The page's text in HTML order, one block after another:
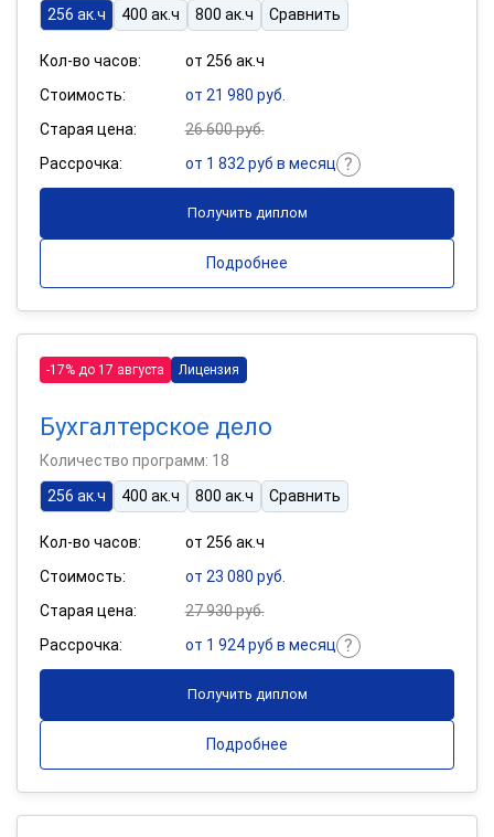
256 ак.ч
400 ак.ч 800 ак.ч Сравнить
Кол-во часов:
от 256 ак.ч
Стоимость:
от 21 980 руб.
Старая цена:
26 600 руб.
Рассрочка:
от 1 832 руб в месяц
Получить диплом
Подробнее
-17% до 17 августа Лицензия
Бухгалтерское дело
Количество программ: 18
256 ак.ч
400 ак.ч 800 ак.ч Сравнить
Кол-во часов:
от 256 ак.ч
Стоимость:
от 23 080 руб.
Старая цена:
27 930 руб.
Рассрочка:
от 1 924 руб в месяц
Получить диплом
Подробнее